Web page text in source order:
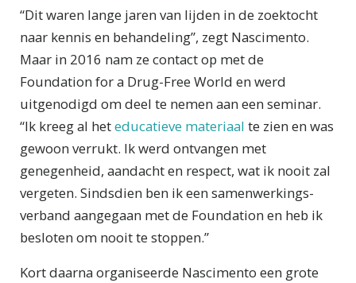
“Dit waren lange jaren van lijden in de zoektocht
naar kennis en behandeling”, zegt Nascimento.
Maar in 2016 nam ze contact op met de
Foundation for a Drug-Free World en werd
uitgenodigd om deel te nemen aan een seminar.
“Ik kreeg al heteducatieve materiaal te zien en was
gewoon verrukt. Ik werd ontvangen met
genegenheid, aandacht en respect, wat ik nooit zal
vergeten. Sindsdien ben ik een samenwerkings­
verband aangegaan met de Foundation en heb ik
besloten om nooit te stoppen.”
Kort daarna organiseerde Nascimento een grote